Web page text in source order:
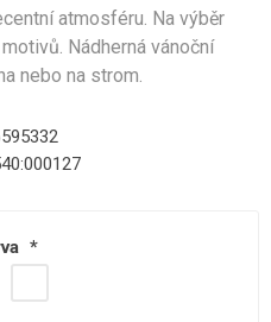
atmosféru. Na výběr
Nádherná vánoční
nebo na strom.
*